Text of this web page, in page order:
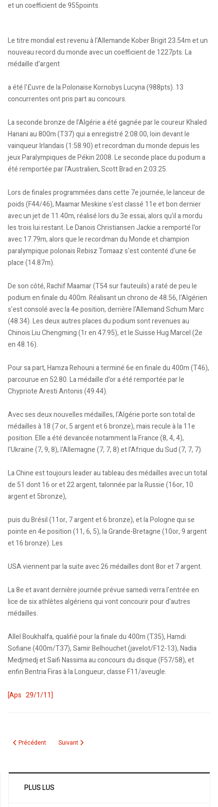
et un coefficient de 955points.
Le titre mondial est revenu à l'Allemande Kober Brigit 23.54m et un
nouveau record du monde avec un coefficient de 1227pts. La
médaille d'argent
a été l'£uvre de la Polonaise Kornobys Lucyna (988pts). 13
concurrentes ont pris part au concours.
La seconde bronze de l'Algérie a été gagnée par le coureur Khaled
Hanani au 800m (T37) qui a enregistré 2:08.00, loin devant le
vainqueur Irlandais (1:58.90) et recordman du monde depuis les
jeux Paralympiques de Pékin 2008. Le seconde place du podium a
été remportée par l'Australien, Scott Brad en 2:03.25.
Lors de finales programmées dans cette 7e journée, le lanceur de
poids (F44/46), Maamar Meskine s'est classé 11e et bon dernier
avec un jet de 11.40m, réalisé lors du 3e essai, alors qu'il a mordu
les trois lui restant. Le Danois Christiansen Jackie a remporté l'or
avec 17.79m, alors que le recordman du Monde et champion
paralympique polonais Rebisz Tomaaz s'est contenté d'une 6e
place (14.87m).
De son côté, Rachif Maamar (T54 sur fauteuils) a raté de peu le
podium en finale du 400m. Réalisant un chrono de 48.56, l'Algérien
s'est consolé avec la 4e position, derrière l'Allemand Schum Marc
(48.34). Les deux autres places du podium sont revenues au
Chinois Liu Chengming (1r en 47.95), et le Suisse Hug Marcel (2e
en 48.16).
Pour sa part, Hamza Rehouni a terminé 6e en finale du 400m (T46),
parcourue en 52.80. La médaille d'or a été remportée par le
Chypriote Aresti Antonis (49.44).
Avec ses deux nouvelles médailles, l'Algérie porte son total de
médailles à 18 (7 or, 5 argent et 6 bronze), mais recule à la 11e
position. Elle a été devancée notamment la France (8, 4, 4),
l'Ukraine (7, 9, 8), l'Allemagne (7, 7, 8) et l'Afrique du Sud (7, 7, 7).
La Chine est toujours leader au tableau des médailles avec un total
de 51 dont 16 or et 22 argent, talonnée par la Russie (16or, 10
argent et 5bronze),
puis du Brésil (11or, 7 argent et 6 bronze), et la Pologne qui se
pointe en 4e position (11, 6, 5), la Grande-Bretagne (10or, 9 argent
et 16 bronze). Les
USA viennent par la suite avec 26 médailles dont 8or et 7 argent.
La 8e et avant dernière journée prévue samedi verra l'entrée en
lice de six athlètes algériens qui vont concourir pour d'autres
médailles.
Allel Boukhalfa, qualifié pour la finale du 400m (T35), Hamdi
Sofiane (400m/T37), Samir Belhouchet (javelot/F12-13), Nadia
Medjmedj et Saifi Nassima au concours du disque (F57/58), et
enfin Bentria Firas à la Longueur, classe F11/aveugle.
[Aps 29/1/11]
Article précédent : Walid Sekhri, champion canadien junior 2011 de
Précédent Article suivant : Montréal: "Algerie DZ" dans la ligue Elite
Suivant
PLUS LUS